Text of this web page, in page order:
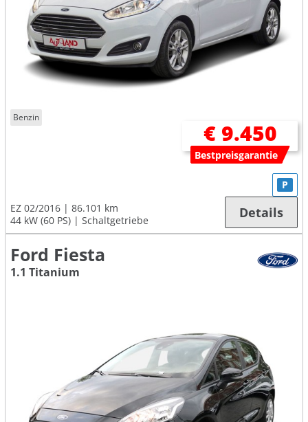
Benzin
€ 9.450
Bestpreisgarantie
EZ 02/2016
86.101 km
44 kW (60 PS)
Schaltgetriebe
P
Details
Ford Fiesta
1.1 Titanium